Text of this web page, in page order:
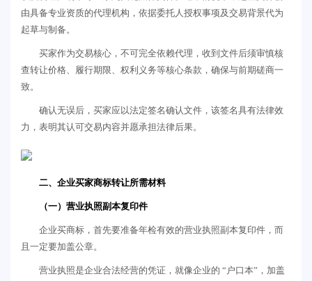
由具备专业资质的代理机构，依据委托人授权事项及交易背景代为
起草与制备。
买家作为交易核心，不可完全依赖代理，收到文件后须审慎核
查转让价格、履行期限、权利义务等核心条款，确保与前期磋商一
致。
确认无误后，买家应以法定签名确认文件，该签名具有法律效
力，表明其认可交易内容并愿承担法律后果。
二、企业买家商标转让所需材料
（一）营业执照副本复印件
企业买商标，首先要准备年检有效的营业执照副本复印件，而
且一定要加盖公章。
营业执照是企业合法经营的凭证，就像企业的 “户口本”，加盖